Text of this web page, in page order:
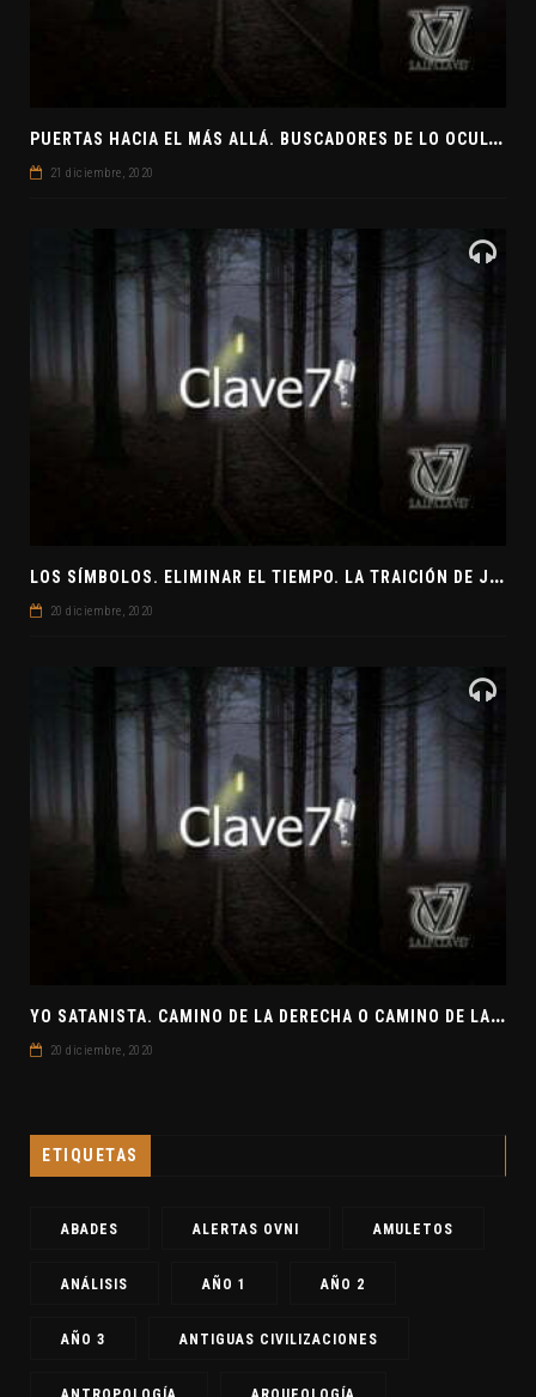
P
UERTAS HACIA EL MÁS ALLÁ. BUSCADORES DE LO OCULTO. EL PENSAMIENTO ABSTRACTO. EVANGELIOS APÓCRIFOS
21 diciembre, 2020
L
OS SÍMBOLOS. ELIMINAR EL TIEMPO. LA TRAICIÓN DE JUDAS
20 diciembre, 2020
Y
O SATANISTA. CAMINO DE LA DERECHA O CAMINO DE LA IZQUIERDA. CLAVE7 NEWS
20 diciembre, 2020
ETIQUETAS
ABADES ALERTAS OVNI AMULETOS
ANÁLISIS AÑO 1 AÑO 2
AÑO 3 ANTIGUAS CIVILIZACIONES